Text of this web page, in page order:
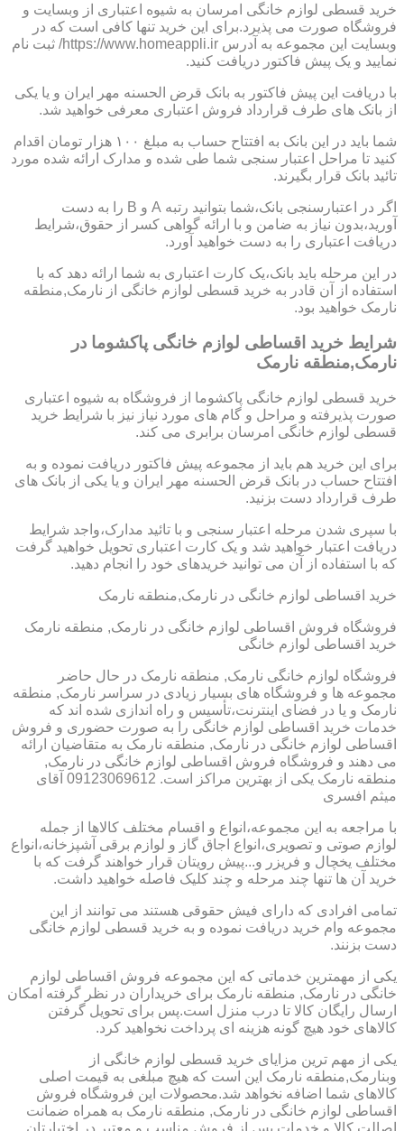
خرید قسطی لوازم خانگی امرسان به شیوه اعتباری از وبسایت و
فروشگاه صورت می پذیرد.برای این خرید تنها کافی است که در
وبسایت این مجموعه به آدرس https://www.homeappli.ir/ ثبت نام
نمایید و یک پیش فاکتور دریافت کنید.
با دریافت این پیش فاکتور به بانک قرض الحسنه مهر ایران و یا یکی
از بانک های طرف قرارداد فروش اعتباری معرفی خواهید شد.
شما باید در این بانک به افتتاح حساب به مبلغ ۱۰۰ هزار تومان اقدام
کنید تا مراحل اعتبار سنجی شما طی شده و مدارک ارائه شده مورد
تائید بانک قرار بگیرند.
اگر در اعتبارسنجی بانک،شما بتوانید رتبه A و B را به دست
آورید،بدون نیاز به ضامن و با ارائه گواهی کسر از حقوق،شرایط
دریافت اعتباری را به دست خواهید آورد.
در این مرحله باید بانک،یک کارت اعتباری به شما ارائه دهد که با
استفاده از آن قادر به خرید قسطی لوازم خانگی از نارمک,منطقه
نارمک خواهید بود.
شرایط خرید اقساطی لوازم خانگی پاکشوما در
نارمک,منطقه نارمک
خرید قسطی لوازم خانگی پاکشوما از فروشگاه به شیوه اعتباری
صورت پذیرفته و مراحل و گام های مورد نیاز نیز با شرایط خرید
قسطی لوازم خانگی امرسان برابری می کند.
برای این خرید هم باید از مجموعه پیش فاکتور دریافت نموده و به
افتتاح حساب در بانک قرض الحسنه مهر ایران و یا یکی از بانک های
طرف قرارداد دست بزنید.
با سپری شدن مرحله اعتبار سنجی و با تائید مدارک،واجد شرایط
دریافت اعتبار خواهید شد و یک کارت اعتباری تحویل خواهید گرفت
که با استفاده از آن می توانید خریدهای خود را انجام دهید.
خرید اقساطی لوازم خانگی در نارمک,منطقه نارمک
فروشگاه فروش اقساطی لوازم خانگی در نارمک, منطقه نارمک
خرید اقساطی لوازم خانگی
فروشگاه لوازم خانگی نارمک, منطقه نارمک در حال حاضر
مجموعه ها و فروشگاه های بسیار زیادی در سراسر نارمک, منطقه
نارمک و یا در فضای اینترنت،تأسیس و راه اندازی شده اند که
خدمات خرید اقساطی لوازم خانگی را به صورت حضوری و فروش
اقساطی لوازم خانگی در نارمک, منطقه نارمک به متقاضیان ارائه
می دهند و فروشگاه فروش اقساطی لوازم خانگی در نارمک,
منطقه نارمک یکی از بهترین مراکز است. 09123069612 آقای
میثم افسری
با مراجعه به این مجموعه،انواع و اقسام مختلف کالاها از جمله
لوازم صوتی و تصویری،انواع اجاق گاز و لوازم برقی آشپزخانه،انواع
مختلف یخچال و فریزر و...پیش رویتان قرار خواهند گرفت که با
خرید آن ها تنها چند مرحله و چند کلیک فاصله خواهید داشت.
تمامی افرادی که دارای فیش حقوقی هستند می توانند از این
مجموعه وام خرید دریافت نموده و به خرید قسطی لوازم خانگی
دست بزنند.
یکی از مهمترین خدماتی که این مجموعه فروش اقساطی لوازم
خانگی در نارمک, منطقه نارمک برای خریداران در نظر گرفته امکان
ارسال رایگان کالا تا درب منزل است.پس برای تحویل گرفتن
کالاهای خود هیچ گونه هزینه ای پرداخت نخواهید کرد.
یکی از مهم ترین مزایای خرید قسطی لوازم خانگی از
وبنارمک,منطقه نارمک این است که هیچ مبلغی به قیمت اصلی
کالاهای شما اضافه نخواهد شد.محصولات این فروشگاه فروش
اقساطی لوازم خانگی در نارمک, منطقه نارمک به همراه ضمانت